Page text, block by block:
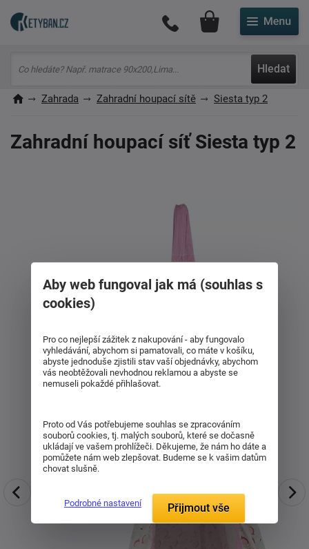
Hledat
Můj účet
Zahrada Zahradní houpací sítě Siesta typ 2
Zahradní houpací síť Siesta typ 2
Aby web fungoval jak má (souhlas s
cookies)
Pro co nejlepší zážitek z nakupování - aby fungovalo
vyhledávání, abychom si pamatovali, co máte v košíku,
abyste jednoduše zjistili stav vaší objednávky, abychom
vás neobtěžovali nevhodnou reklamou a abyste se
nemuseli pokaždé přihlašovat.
Proto od Vás potřebujeme souhlas se zpracováním
souborů cookies, tj. malých souborů, které se dočasně
ukládají ve vašem prohlížeči. Děkujeme, že nám ho dáte a
pomůžete nám web zlepšovat. Budeme se k vašim datům
chovat slušně.
Podrobné nastavení Přijmout vše